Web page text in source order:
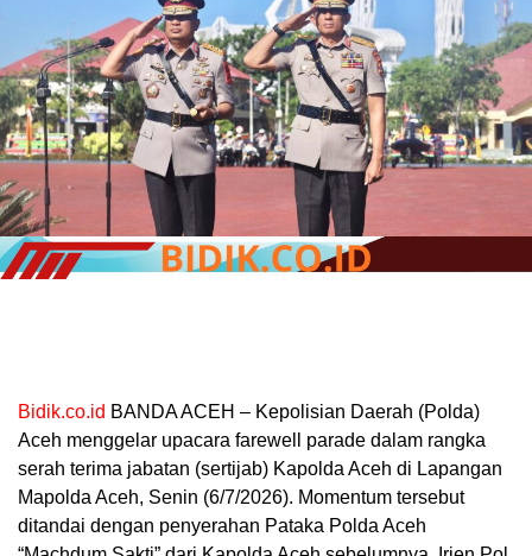
Bidik.co.id BANDA ACEH – Kepolisian Daerah (Polda)
Aceh menggelar upacara farewell parade dalam rangka
serah terima jabatan (sertijab) Kapolda Aceh di Lapangan
Mapolda Aceh, Senin (6/7/2026). Momentum tersebut
ditandai dengan penyerahan Pataka Polda Aceh